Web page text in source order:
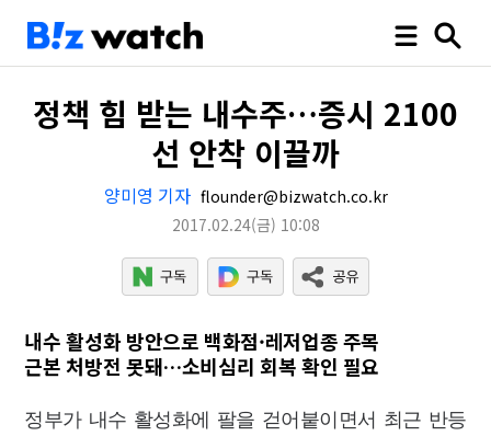
정책 힘 받는 내수주…증시 2100
선 안착 이끌까
양미영 기자 flounder@bizwatch.co.kr
2017.02.24(금) 10:08
내수 활성화 방안으로 백화점·레저업종 주목
근본 처방전 못돼…소비심리 회복 확인 필요
정부가 내수 활성화에 팔을 걷어붙이면서 최근 반등